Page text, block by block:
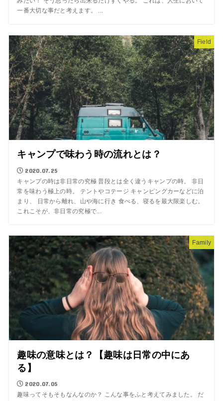
一番大切な事だと考えます。 ...
Field
キャンプで味わう時の流れとは？
2020.07.25
キャンプの時は非日常の究極 普段とは全く違うキャンプの時。 非日
常を味わう極上の時。 テントやコテージ キャンピングカーなどに泊
まり、 日常から離れ、山や海に行き 食べる、寝るを最大限楽しむ。
これこそが、非日常の究極で...
Family
趣味の意味とは？【趣味は日常の中にあ
る】
2020.07.05
趣味ってそもそもなんなのか？ こんな事をふと考えてみました。 だ